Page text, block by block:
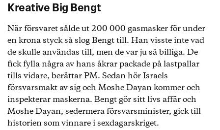
Kreative Big Bengt
När försvaret sålde ut 200 000 gasmasker för under
en krona styck så slog Bengt till. Han visste inte vad
de skulle användas till, men de var ju så billiga. De
fick fylla några av hans åkrar packade på lastpallar
tills vidare, berättar PM. Sedan hör Israels
försvarsmakt av sig och Moshe Dayan kommer och
inspekterar maskerna. Bengt gör sitt livs affär och
Moshe Dayan, sedermera försvarsminister, gick till
historien som vinnare i sexdagarskriget.